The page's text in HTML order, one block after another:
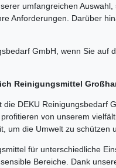
umfangreichen
Anforderungen. Darüber
GmbH, wenn Sie
Reinigungsmittel
DEKU Reinigungsbedarf
von unserem
um die Umwelt zu schützen
für unterschiedliche
Bereiche. Dank